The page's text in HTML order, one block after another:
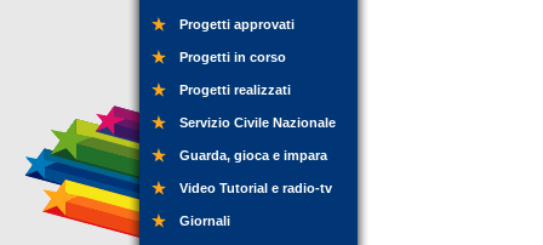
Progetti approvati
Progetti in corso
Progetti realizzati
Servizio Civile Nazionale
Guarda, gioca e impara
Video Tutorial e radio-tv
Giornali